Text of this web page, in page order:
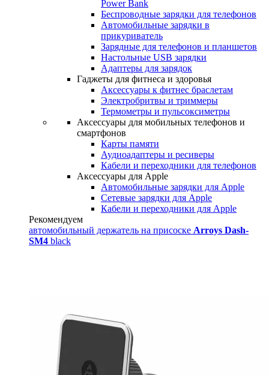
Power Bank
Беспроводные зарядки для телефонов
Автомобильные зарядки в
прикуриватель
Зарядные для телефонов и планшетов
Настольные USB зарядки
Адаптеры для зарядок
Гаджеты для фитнеса и здоровья
Аксессуары к фитнес браслетам
Электробритвы и триммеры
Термометры и пульсоксиметры
Аксессуары для мобильных телефонов и
смартфонов
Карты памяти
Аудиоадаптеры и ресиверы
Кабели и переходники для телефонов
Аксессуары для Apple
Автомобильные зарядки для Apple
Сетевые зарядки для Apple
Кабели и переходники для Apple
Рекомендуем
автомобильный держатель на присоске Arroys Dash-
SM4 black